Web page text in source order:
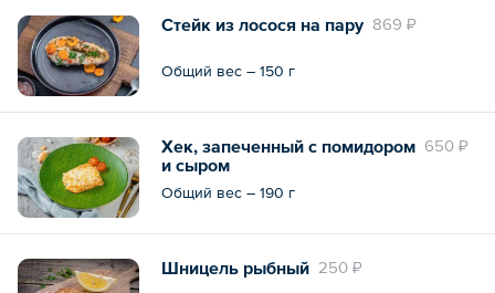
869 ₽
Стейк из лосося на пару
Общий вес – 150 г
650 ₽
Хек, запеченный с помидором
и сыром
Общий вес – 190 г
250 ₽
Шницель рыбный